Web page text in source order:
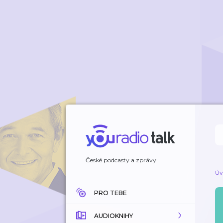
České podcasty a zprávy
PRO TEBE
AUDIOKNIHY